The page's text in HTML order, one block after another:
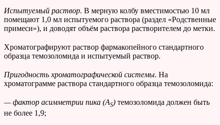
Испытуемый раствор. В мерную колбу вместимостью 10 мл
помещают 1,0 мл испытуемого раствора (раздел «Родственные
примеси»), и доводят объём раствора растворителем до метки.
Хроматографируют раствор фармакопейного стандартного
образца темозоломида и испытуемый раствор.
Пригодность хроматографической системы. На
хроматограмме раствора стандартного образца темозоломида:
— фактор асимметрии пика (AS) темозоломида должен быть
не более 1,9;